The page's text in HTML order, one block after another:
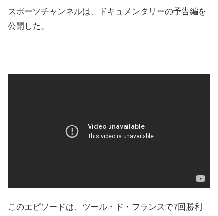
スポーツチャンネルは、ドキュメンタリーの予告編を
公開した。
このエピソードは、ツール・ド・フランスで7回勝利